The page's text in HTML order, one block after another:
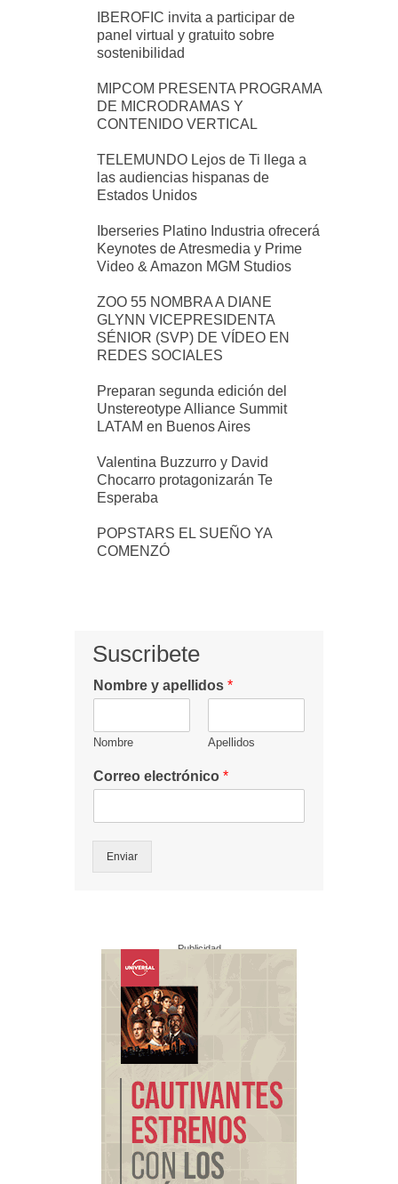
IBEROFIC invita a participar de
panel virtual y gratuito sobre
sostenibilidad
MIPCOM PRESENTA PROGRAMA
DE MICRODRAMAS Y
CONTENIDO VERTICAL
TELEMUNDO Lejos de Ti llega a
las audiencias hispanas de
Estados Unidos
Iberseries Platino Industria ofrecerá
Keynotes de Atresmedia y Prime
Video & Amazon MGM Studios
ZOO 55 NOMBRA A DIANE
GLYNN VICEPRESIDENTA
SÉNIOR (SVP) DE VÍDEO EN
REDES SOCIALES
Preparan segunda edición del
Unstereotype Alliance Summit
LATAM en Buenos Aires
Valentina Buzzurro y David
Chocarro protagonizarán Te
Esperaba
POPSTARS EL SUEÑO YA
COMENZÓ
Suscribete
Nombre y apellidos *
Nombre Apellidos
Correo electrónico *
Enviar
Publicidad